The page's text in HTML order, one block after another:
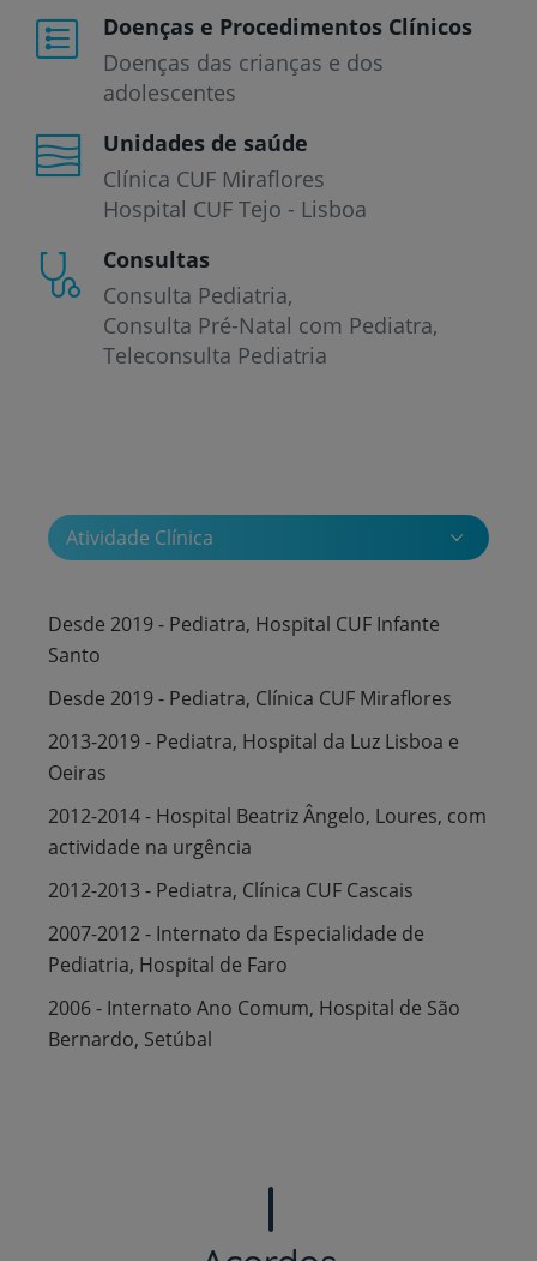
Doenças e Procedimentos Clínicos
Doenças das crianças e dos
adolescentes
Unidades de saúde
Clínica CUF Miraflores
Hospital CUF Tejo - Lisboa
Consultas
Consulta Pediatria
Consulta Pré-Natal com Pediatra
Teleconsulta Pediatria
Atividade Clínica
Desde 2019 - Pediatra, Hospital CUF Infante
Santo
Desde 2019 - Pediatra, Clínica CUF Miraflores
2013-2019 - Pediatra, Hospital da Luz Lisboa e
Oeiras
2012-2014 - Hospital Beatriz Ângelo, Loures, com
actividade na urgência
2012-2013 - Pediatra, Clínica CUF Cascais
2007-2012 - Internato da Especialidade de
Pediatria, Hospital de Faro
2006 - Internato Ano Comum, Hospital de São
Bernardo, Setúbal